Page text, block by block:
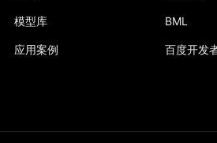
模型库
应用案例
BML
百度开发